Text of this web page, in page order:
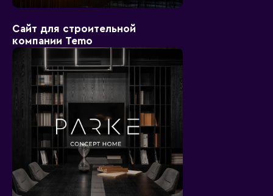
Сайт для строительной
компании Temo